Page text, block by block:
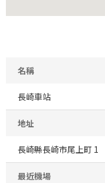
名稱
長崎車站
地址
長崎縣長崎市尾上町 1
最近機場